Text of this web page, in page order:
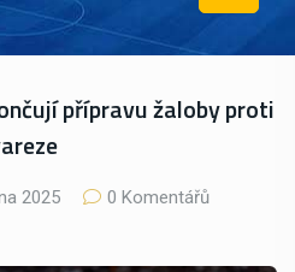
přípravu žaloby proti
2025
0 Komentářů